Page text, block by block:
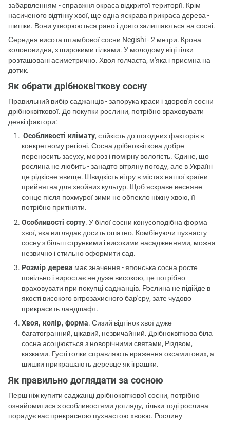
забарвленням - справжня окраса відкритої території. Крім
насиченого відтінку хвої, ще одна яскрава прикраса дерева -
шишки. Вони утворюються рано і довго залишаються на сосні.
Середня висота штамбової сосни Negishi - 2 метри. Крона
колоновидна, з широкими гілками. У молодому віці гілки
розташовані асиметрично. Хвоя голчаста, м'яка і приємна на
дотик.
Як обрати дрібноквіткову сосну
Правильний вибір саджанців - запорука краси і здоров'я сосни
дрібноквіткової. До покупки рослини, потрібно враховувати
деякі фактори:
Особливості клімату, стійкість до погодних факторів в
конкретному регіоні. Сосна дрібноквіткова добре
переносить засуху, мороз і помірну вологість. Єдине, що
рослина не любить - занадто вітряну погоду, але в Україні
це рідкісне явище. Швидкість вітру в містах нашої країни
прийнятна для хвойних культур. Щоб яскраве весняне
сонце після похмурої зими не обпекло ніжну хвою, її
потрібно притіняти.
Особливості сорту. У білої сосни конусоподібна форма
хвої, яка виглядає досить ошатно. Комбінуючи пухнасту
сосну з більш стрункими і високими насадженнями, можна
незвично і стильно оформити сад.
Розмір дерева має значення - японська сосна росте
повільно і виростає не дуже високою, це потрібно
враховувати при покупці саджанців. Рослина не підійде в
якості високого вітрозахисного бар'єру, зате чудово
прикрасить ландшафт.
Хвоя, колір, форма. Сизий відтінок хвої дуже
багатогранний, цікавий, незвичайний. Дрібноквіткова біла
сосна асоціюється з новорічними святами, Різдвом,
казками. Густі голки справляють враження оксамитових, а
шишки прикрашають деревце як іграшки.
Як правильно доглядати за сосною
Перш ніж купити саджанці дрібноквіткової сосни, потрібно
ознайомитися з особливостями догляду, тільки тоді рослина
порадує вас прекрасною пухнастою хвоєю. Рослину